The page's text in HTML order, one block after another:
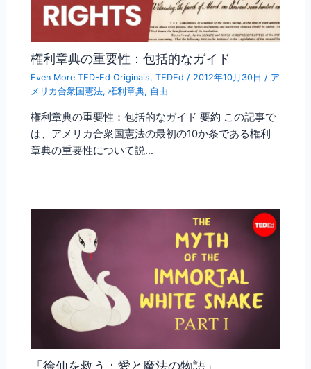
権利章典の重要性：包括的なガイド
Even More TED-Ed Originals,TEDEd / 2012年10月30日 / ア
メリカ合衆国憲法,権利章典, 自由
権利章典の重要性：包括的なガイド 要約 この記事で
は、アメリカ合衆国憲法の最初の10か条である権利
章典の重要性について説…
「徐仙を救う：愛と魔法の物語」